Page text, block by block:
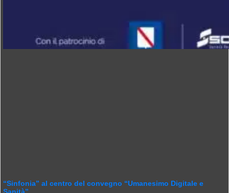
“Sinfonia” al centro del convegno “Umanesimo Digitale e